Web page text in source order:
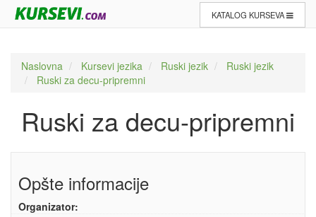
KATALOG KURSEVA
Naslovna Kursevi jezika Ruski jezik
Ruski jezik
Ruski za decu-pripremni
Ruski za decu-pripremni
Opšte informacije
Organizator: